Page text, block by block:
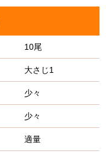
10尾
大さじ1
少々
少々
適量